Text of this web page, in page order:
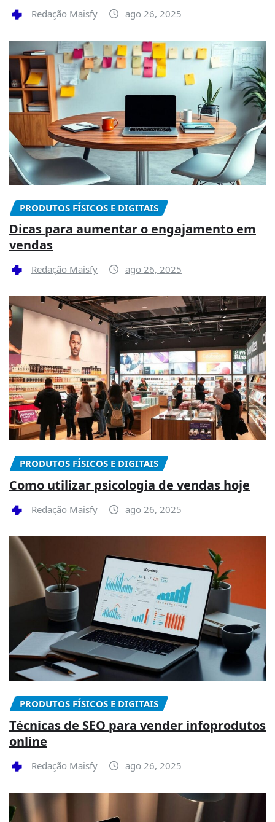
Redação Maisfy ago 26, 2025
PRODUTOS FÍSICOS E DIGITAIS
Dicas para aumentar o engajamento em
vendas
Redação Maisfy ago 26, 2025
PRODUTOS FÍSICOS E DIGITAIS
Como utilizar psicologia de vendas hoje
Redação Maisfy ago 26, 2025
PRODUTOS FÍSICOS E DIGITAIS
Técnicas de SEO para vender infoprodutos
online
Redação Maisfy ago 26, 2025